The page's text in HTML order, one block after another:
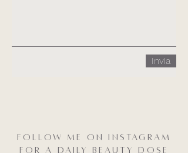
Invia
Follow me on Instagram
for a daily Beauty dose